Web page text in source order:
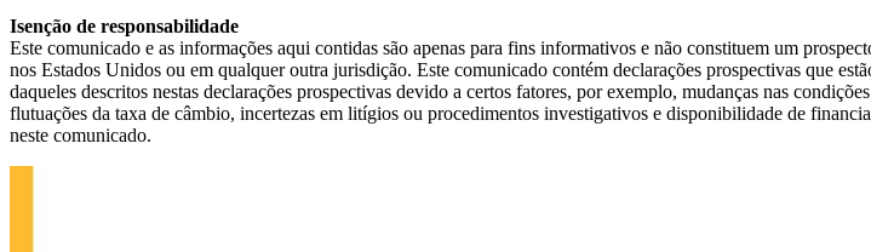
Isenção de responsabilidade
Este comunicado e as informações aqui contidas são apenas para fins informativos e não constituem um
nos Estados Unidos ou em qualquer outra jurisdição. Este comunicado contém declarações prospectivas que
daqueles descritos nestas declarações prospectivas devido a certos fatores, por exemplo, mudanças nas
flutuações da taxa de câmbio, incertezas em litígios ou procedimentos investigativos e disponibilidade de
neste comunicado.